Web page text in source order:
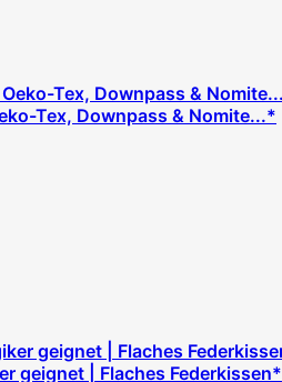
Tex, Downpass & Nomite...*
geignet | Flaches Federkissen*